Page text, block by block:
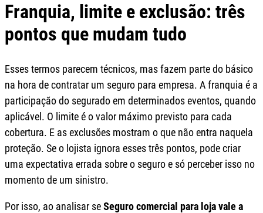
Franquia, limite e exclusão: três
pontos que mudam tudo
Esses termos parecem técnicos, mas fazem parte do básico
na hora de contratar um seguro para empresa. A franquia é a
participação do segurado em determinados eventos, quando
aplicável. O limite é o valor máximo previsto para cada
cobertura. E as exclusões mostram o que não entra naquela
proteção. Se o lojista ignora esses três pontos, pode criar
uma expectativa errada sobre o seguro e só perceber isso no
momento de um sinistro.
Por isso, ao analisar seSeguro comercial para loja vale a